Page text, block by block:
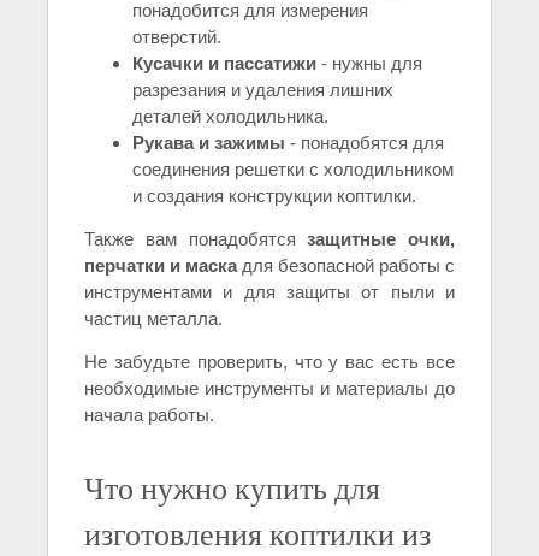
понадобится для измерения
отверстий.
Кусачки и пассатижи - нужны для
разрезания и удаления лишних
деталей холодильника.
Рукава и зажимы - понадобятся для
соединения решетки с холодильником
и создания конструкции коптилки.
Также вам понадобятсязащитные очки,
перчатки и маскадля безопасной работы с
инструментами и для защиты от пыли и
частиц металла.
Не забудьте проверить, что у вас есть все
необходимые инструменты и материалы до
начала работы.
Что нужно купить для
изготовления коптилки из